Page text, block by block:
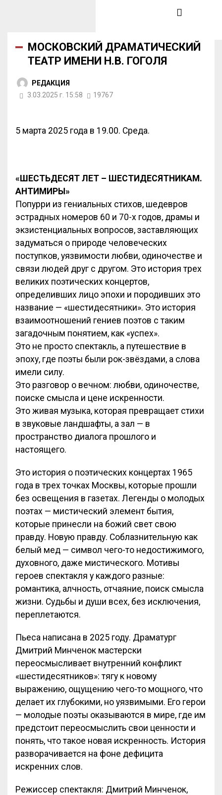
МОСКОВСКИЙ ДРАМАТИЧЕСКИЙ
ТЕАТР ИМЕНИ Н.В. ГОГОЛЯ
РЕДАКЦИЯ
3.03.2025 г. 15:58
19767
5 марта 2025 года в 19.00. Среда.
«ШЕСТЬДЕСЯТ ЛЕТ – ШЕСТИДЕСЯТНИКАМ.
АНТИМИРЫ»
Попурри из гениальных стихов, шедевров
эстрадных номеров 60 и 70-х годов, драмы и
экзистенциальных вопросов, заставляющих
задуматься о природе человеческих
поступков, уязвимости любви, одиночестве и
связи людей друг с другом. Это история трех
великих поэтических концертов,
определивших лицо эпохи и породивших это
название — «шестидесятники». Это история
взаимоотношений гениев поэтов с таким
загадочным понятием, как «успех».
Это не просто спектакль, а путешествие в
эпоху, где поэты были рок-звёздами, а слова
имели силу.
Это разговор о вечном: любви, одиночестве,
поиске смысла и цене искренности.
Это живая музыка, которая превращает стихи
в звуковые ландшафты, а зал — в
пространство диалога прошлого и
настоящего.
Это история о поэтических концертах 1965
года в трех точках Москвы, которые прошли
без освещения в газетах. Легенды о молодых
поэтах — мистический элемент бытия,
которые принесли на божий свет свою
правду. Новую правду. Соблазнительную как
белый мед — символ чего-то недостижимого,
духовного, даже мистического. Мотивы
героев спектакля у каждого разные:
романтика, алчность, отчаяние, поиск смысла
жизни. Судьбы и души всех, без исключения,
переплетаются.
Пьеса написана в 2025 году. Драматург
Дмитрий Минченок мастерски
переосмысливает внутренний конфликт
«шестидесятников»: тягу к новому
выражению, ощущению чего-то мощного, что
делает их глубокими, но уязвимыми. Его герои
— молодые поэты оказываются в мире, где им
предстоит переосмыслить свои ценности и
понять, что такое новая искренность. История
разворачивается на фоне дефицита
искренних слов.
Режиссер спектакля: Дмитрий Минченок,